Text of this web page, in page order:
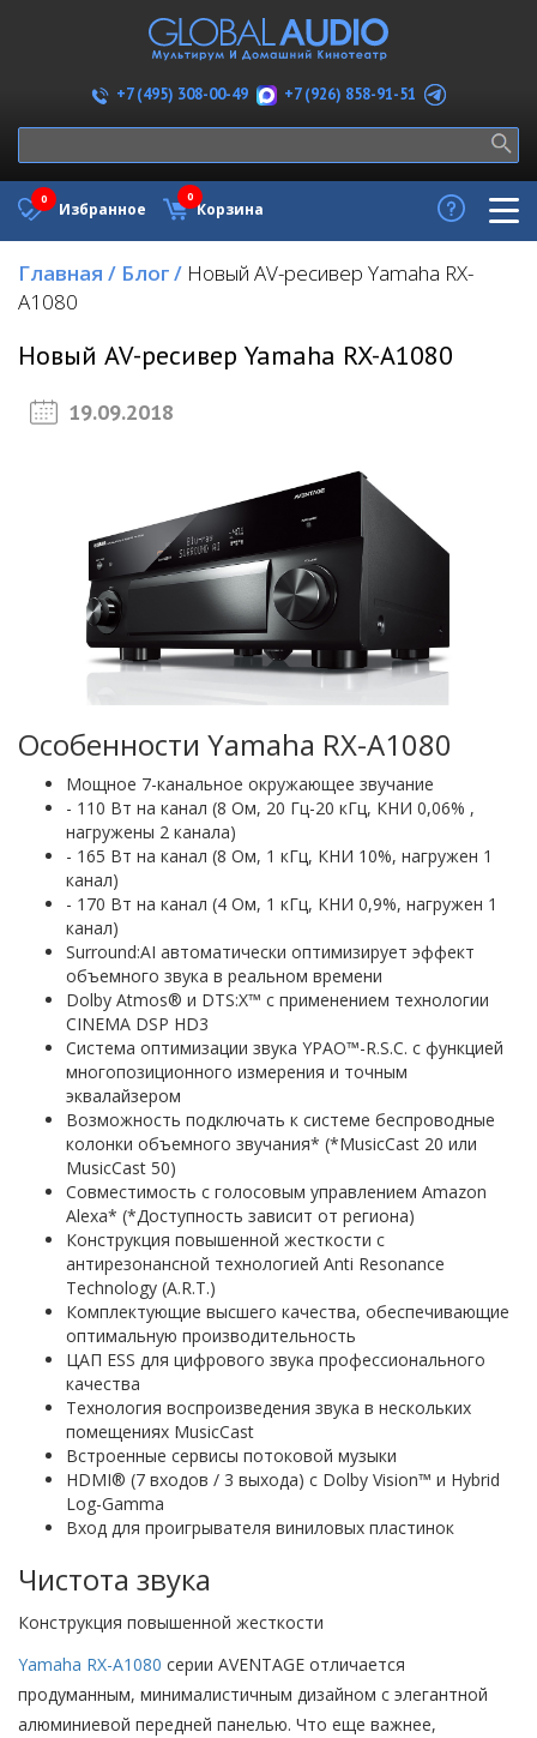
+7 (495) 308-00-49 +7 (926) 858-91-51
Избранное
0
Корзина
0
Главная / Блог/ Новый AV-ресивер Yamaha RX-
A1080
Новый AV-ресивер Yamaha RX-A1080
19.09.2018
Особенности Yamaha RX-A1080
Мощное 7-канальное окружающее звучание
- 110 Вт на канал (8 Ом, 20 Гц-20 кГц, КНИ 0,06% ,
нагружены 2 канала)
- 165 Вт на канал (8 Ом, 1 кГц, КНИ 10%, нагружен 1
канал)
- 170 Вт на канал (4 Ом, 1 кГц, КНИ 0,9%, нагружен 1
канал)
Surround:AI автоматически оптимизирует эффект
объемного звука в реальном времени
Dolby Atmos® и DTS:X™ с применением технологии
CINEMA DSP HD3
Система оптимизации звука YPAO™-R.S.C. с функцией
многопозиционного измерения и точным
эквалайзером
Возможность подключать к системе беспроводные
колонки объемного звучания* (*MusicCast 20 или
MusicCast 50)
Совместимость с голосовым управлением Amazon
Alexa* (*Доступность зависит от региона)
Конструкция повышенной жесткости с
антирезонансной технологией Anti Resonance
Technology (A.R.T.)
Комплектующие высшего качества, обеспечивающие
оптимальную производительность
ЦАП ESS для цифрового звука профессионального
качества
Технология воспроизведения звука в нескольких
помещениях MusicCast
Встроенные сервисы потоковой музыки
HDMI® (7 входов / 3 выхода) с Dolby Vision™ и Hybrid
Log-Gamma
Вход для проигрывателя виниловых пластинок
Чистота звука
Конструкция повышенной жесткости
Yamaha RX-A1080 серии AVENTAGE отличается
продуманным, минималистичным дизайном с элегантной
алюминиевой передней панелью. Что еще важнее,